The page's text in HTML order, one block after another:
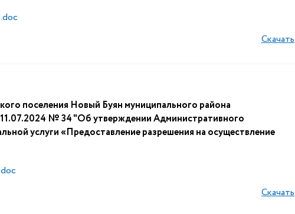
Скачать
поселения Новый Буян муниципального района
№ 34 "Об утверждении Административного
услуги «Предоставление разрешения на осуществление
Скачать